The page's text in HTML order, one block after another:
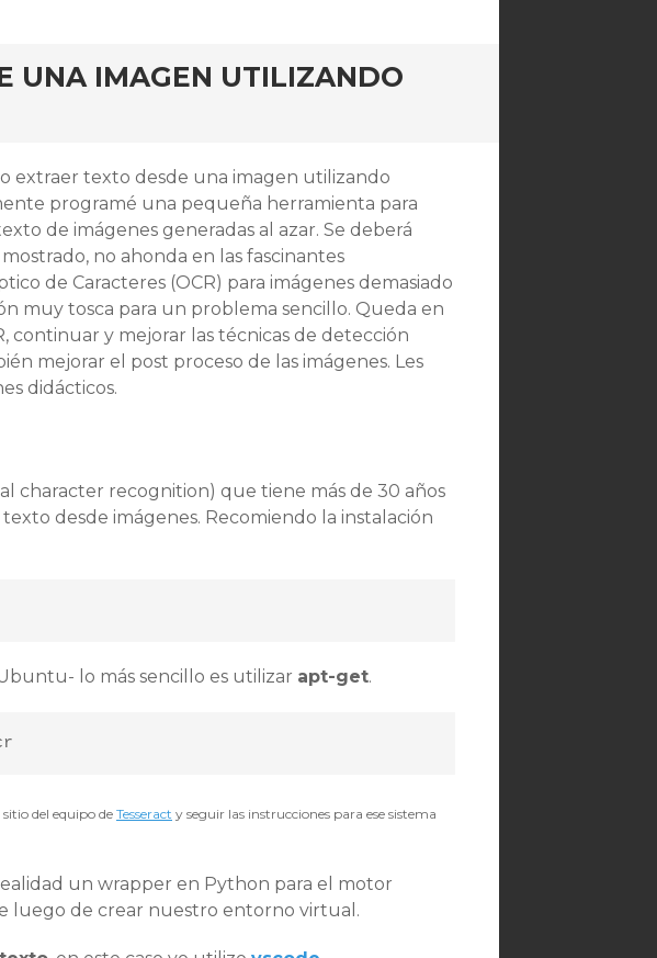
UNA IMAGEN UTILIZANDO
extraer texto desde una imagen utilizando
programé una pequeña herramienta para
de imágenes generadas al azar. Se deberá
no ahonda en las fascinantes
de Caracteres (OCR) para imágenes demasiado
muy tosca para un problema sencillo. Queda en
continuar y mejorar las técnicas de detección
mejorar el post proceso de las imágenes. Les
didácticos.
character recognition) que tiene más de 30 años
desde imágenes. Recomiendo la instalación
lo más sencillo es utilizar apt-get.
del equipo de Tesseract y seguir las instrucciones para ese sistema
un wrapper en Python para el motor
luego de crear nuestro entorno virtual.